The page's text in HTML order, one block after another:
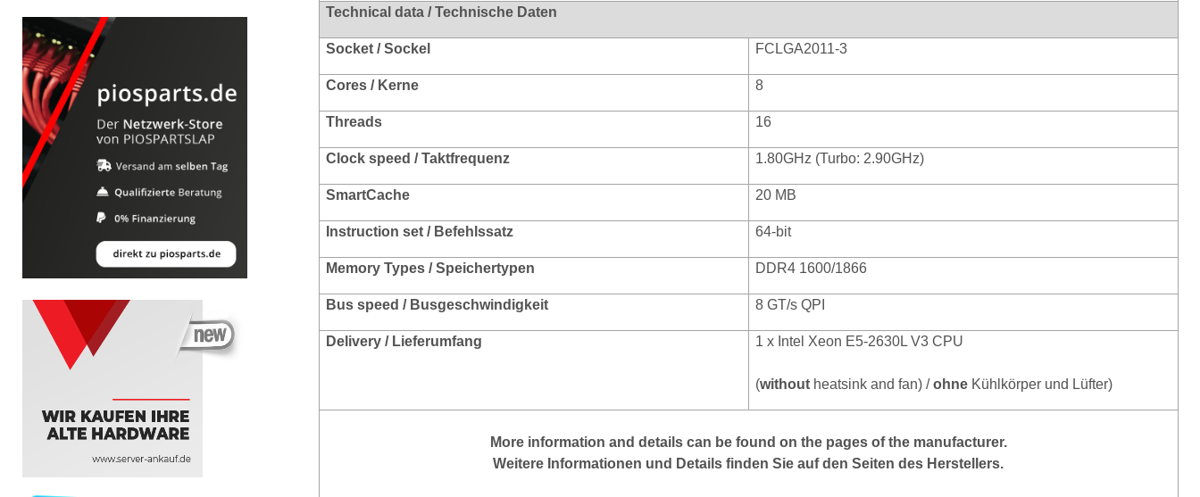
Technical data / Technische Daten
Socket / Sockel FCLGA2011-3
Cores / Kerne 8
Threads 16
Clock speed / Taktfrequenz 1.80GHz (Turbo: 2.90GHz)
SmartCache 20 MB
Instruction set / Befehlssatz 64-bit
Memory Types / Speichertypen DDR4 1600/1866
Bus speed / Busgeschwindigkeit 8 GT/s QPI
Delivery / Lieferumfang 1 x Intel Xeon E5-2630L V3 CPU
(withoutheatsink and fan) /ohneKühlkörper und Lüfter)
More information and details can be found on the pages of the manufacturer.
Weitere Informationen und Details finden Sie auf den Seiten des Herstellers.